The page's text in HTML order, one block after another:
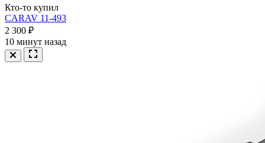
Кто-то купил
CARAV 11-493
2 300 ₽
10 минут назад